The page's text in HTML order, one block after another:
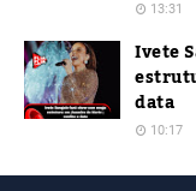
13:31
Ivete
data
10:17